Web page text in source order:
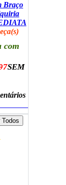
Braço
com
SEM